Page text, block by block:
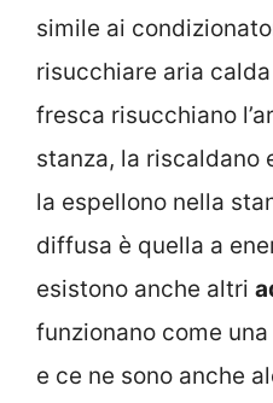
simile ai
risucchiare aria
fresca risucchiano
stanza, la riscaldano
la espellono nella
diffusa è quella a
esistono anche altri
funzionano come
e ce ne sono anche